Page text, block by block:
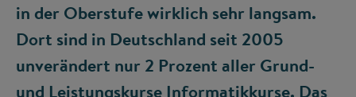
in der Oberstufe wirklich sehr langsam.
Dort sind in Deutschland seit 2005
unverändert nur 2 Prozent aller Grund-
und Leistungskurse Informatikkurse. Das